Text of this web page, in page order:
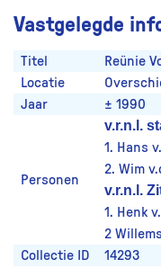
Vastgelegde
Titel
Reünie
Locatie
Jaar
± 1990
Personen
v.r.n.l.
1. Hans
2. Wim
v.r.n.l.
1. Henk
2
Collectie ID
14293